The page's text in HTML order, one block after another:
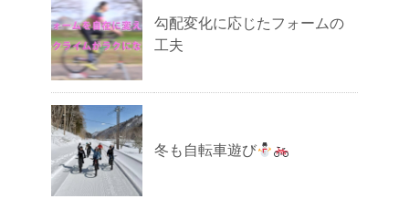
勾配変化に応じたフォームの
工夫
冬も自転車遊び